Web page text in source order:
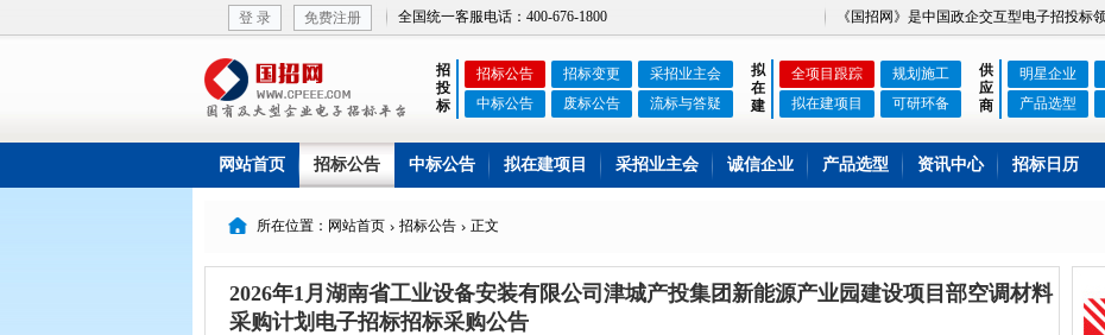
登 录 免费注册 全国统一客服电话：400-676-1800 《国招网》是中国政企交互型电子招投标
招
投
标
招标公告 招标变更 采招业主会
拟
在
建
全项目跟踪 规划施工
供
应
商
明星企业
中标公告
废标公告 流标与答疑 拟在建项目 可研环备 产品选型
网站首页 招标公告 中标公告 拟在建项目 采招业主会 诚信企业 产品选型 资讯中心 招标日历
 所在位置：网站首页  招标公告  正文
2026年1月湖南省工业设备安装有限公司津城产投集团新能源产业园建设项目部空调材料
采购计划电子招标招标采购公告